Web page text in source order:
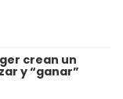
crean un
y “ganar”